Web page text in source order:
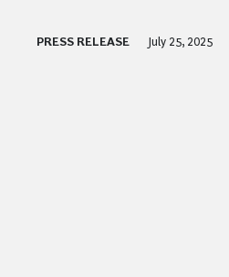
PRESS RELEASE July 25, 2025